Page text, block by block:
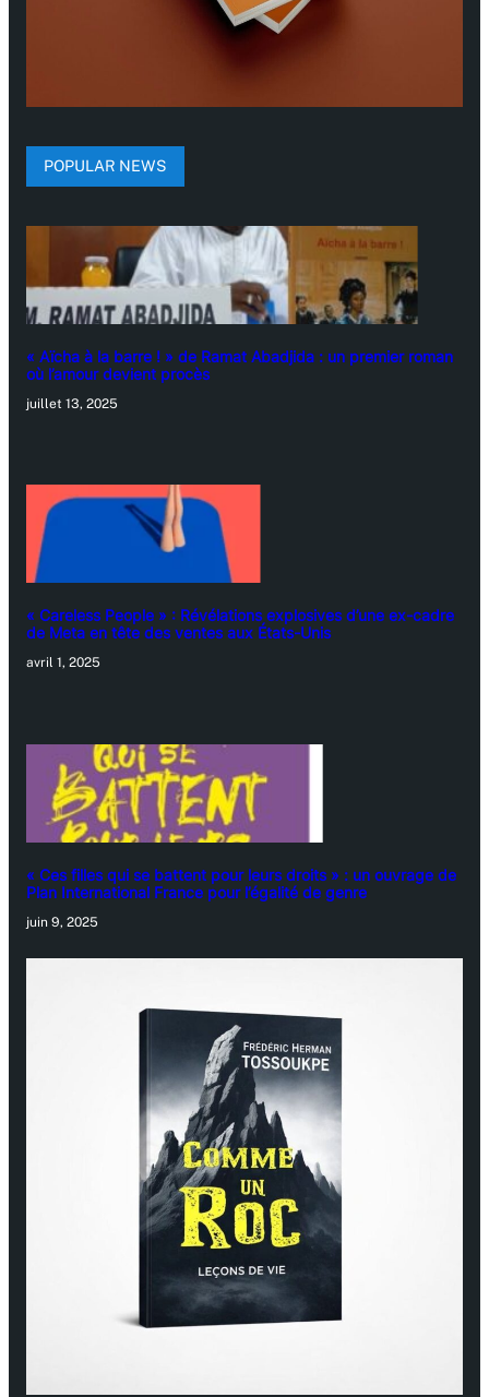
POPULAR NEWS
« Aïcha à la barre ! » de Ramat Abadjida : un premier roman
où l’amour devient procès
juillet 13, 2025
« Careless People » : Révélations explosives d’une ex-cadre
de Meta en tête des ventes aux États-Unis
avril 1, 2025
« Ces filles qui se battent pour leurs droits » : un ouvrage de
Plan International France pour l’égalité de genre
juin 9, 2025